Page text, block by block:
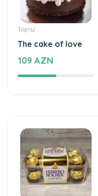
Торты
The cake of love
109 AZN